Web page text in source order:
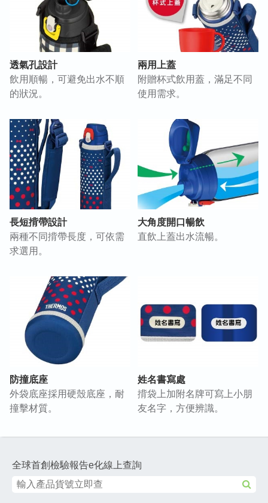
透氣孔設計
飲用順暢，可避免出水不順
的狀況。
兩用上蓋
附贈杯式飲用蓋，滿足不同
使用需求。
長短揹帶設計
兩種不同揹帶長度，可依需
求選用。
大角度開口暢飲
直飲上蓋出水流暢。
防撞底座
外袋底座採用硬殼底座，耐
撞擊材質。
姓名書寫處
揹袋上加附名牌可寫上小朋
友名字，方便辨識。
全球首創檢驗報告e化線上查詢